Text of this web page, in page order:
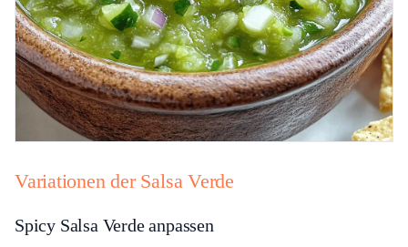
Variationen der Salsa Verde
Spicy Salsa Verde anpassen